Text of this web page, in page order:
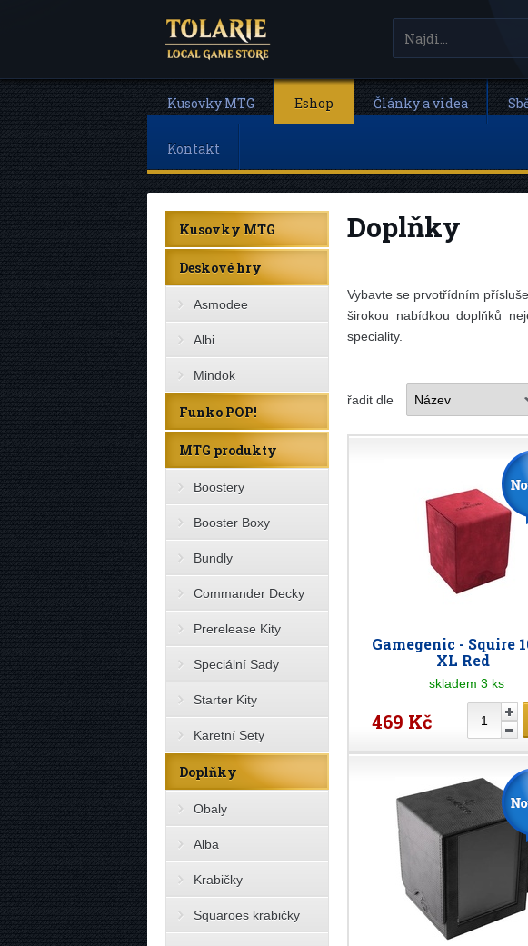
Kusovky MTG Eshop Články a videa
Kontakt
Kusovky MTG
Deskové hry
Asmodee
Albi
Mindok
Funko POP!
MTG produkty
Boostery
Booster Boxy
Bundly
Commander Decky
Prerelease Kity
Speciální Sady
Starter Kity
Karetní Sety
Doplňky
Obaly
Alba
Krabičky
Squaroes krabičky
Doplňky
Vybavte se prvotřídním
širokou nabídkou doplňků
speciality.
řadit dle
Gamegenic - Squire
XL Red
skladem 3 ks
469 Kč